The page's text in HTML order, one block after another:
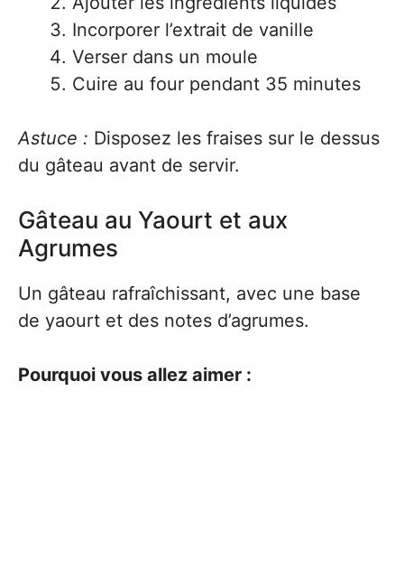
Incorporer l’extrait de vanille
Verser dans un moule
Cuire au four pendant 35 minutes
Astuce : Disposez les fraises sur le dessus
du gâteau avant de servir.
Gâteau au Yaourt et aux
Agrumes
Un gâteau rafraîchissant, avec une base
de yaourt et des notes d’agrumes.
Pourquoi vous allez aimer :